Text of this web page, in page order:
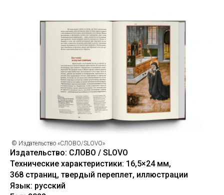
© Издательство «СЛОВО/SLOVO»
Издательство: СЛОВО / SLOVO
Технические характеристики: 16,5×24 мм,
368 страниц, твердый переплет, иллюстрации
Язык: русский